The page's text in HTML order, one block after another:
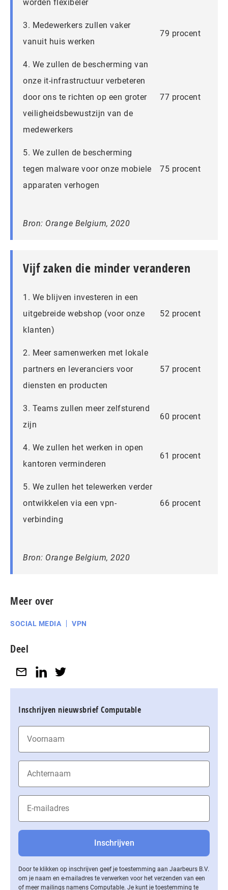
worden flexibeler
3. Medewerkers zullen vaker
vanuit huis werken
79 procent
4. We zullen de bescherming van
onze it-infrastructuur verbeteren
door ons te richten op een groter
veiligheidsbewustzijn van de
medewerkers
77 procent
5. We zullen de bescherming
tegen malware voor onze mobiele
apparaten verhogen
75 procent
Bron: Orange Belgium, 2020
Vijf zaken die minder veranderen
1. We blijven investeren in een
uitgebreide webshop (voor onze
klanten)
52 procent
2. Meer samenwerken met lokale
partners en leveranciers voor
diensten en producten
57 procent
3. Teams zullen meer zelfsturend
zijn
60 procent
4. We zullen het werken in open
kantoren verminderen
61 procent
5. We zullen het telewerken verder
ontwikkelen via een vpn-
verbinding
66 procent
Bron: Orange Belgium, 2020
Meer over
SOCIAL MEDIA VPN
Deel
Inschrijven nieuwsbrief Computable
Door te klikken op inschrijven geef je toestemming aan Jaarbeurs B.V.
om je naam en e-mailadres te verwerken voor het verzenden van een
of meer mailings namens Computable. Je kunt je toestemming te